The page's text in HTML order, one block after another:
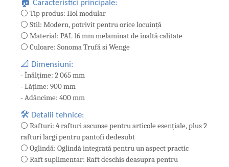
🏠 Caracteristici principale:
⚪ Tip produs: Hol modular
⚪ Stil: Modern, potrivit pentru orice locuință
⚪ Material: PAL 16 mm melaminat de înaltă calitate
⚪ Culoare: Sonoma Trufă si Wenge
📐 Dimensiuni:
- Înălțime: 2 065 mm
- Lățime: 900 mm
- Adâncime: 400 mm
🛠️ Detalii tehnice:
⚪ Rafturi: 4 rafturi ascunse pentru articole esențiale, plus 2
rafturi largi pentru pantofi dedesubt
⚪ Oglindă: Oglindă integrată pentru un aspect practic
⚪ Raft suplimentar: Raft deschis deasupra pentru